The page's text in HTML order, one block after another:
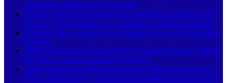
για σήμερα Σάββατο 8 Αυγούστου
Σκιάθος: «Με ξυλοκόπησαν & με άφησαν αιμόφυρτο στον
δρόμο» – Άγριος καβγάς με λοστάρια, μαχαίρια & σφυριά
Σκιάθος: Έφυγε από τη ζωή σε ηλικία 93 ετών ο Απόστολος
Κουκιάς
ΝΙΚΗ για ηλεκτρική διασύνδεση Ελλάδας-Κύπρου: «Χωρίς
αποτροπή, καμία συμφωνία δεν αρκεί»
ΝΙΚΗ: Πάνω από 500 εκατ. ευρώ σε μισθώσεις εναέριων
μέσων πυρόσβεσης – Γιατί δεν αποκτήθηκε εθνικός στόλος;